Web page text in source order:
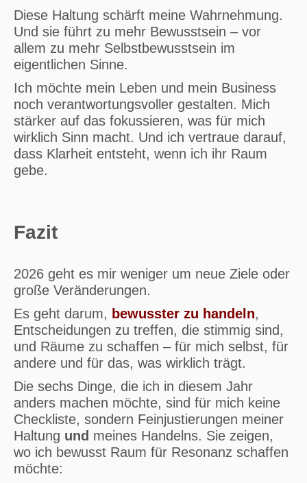
Diese Haltung schärft meine Wahrnehmung.
Und sie führt zu mehr Bewusstsein – vor
allem zu mehr Selbstbewusstsein im
eigentlichen Sinne.
Ich möchte mein Leben und mein Business
noch verantwortungsvoller gestalten. Mich
stärker auf das fokussieren, was für mich
wirklich Sinn macht. Und ich vertraue darauf,
dass Klarheit entsteht, wenn ich ihr Raum
gebe.
Fazit
2026 geht es mir weniger um neue Ziele oder
große Veränderungen.
Es geht darum, bewusster zu handeln,
Entscheidungen zu treffen, die stimmig sind,
und Räume zu schaffen – für mich selbst, für
andere und für das, was wirklich trägt.
Die sechs Dinge, die ich in diesem Jahr
anders machen möchte, sind für mich keine
Checkliste, sondern Feinjustierungen meiner
Haltung und meines Handelns. Sie zeigen,
wo ich bewusst Raum für Resonanz schaffen
möchte: